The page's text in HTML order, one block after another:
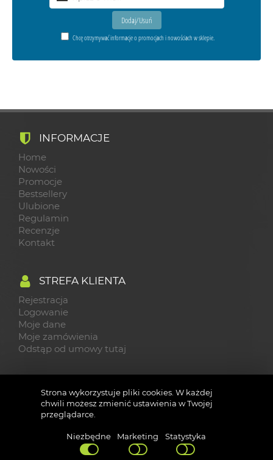
Chcę otrzymywać informacje o promocjach i nowościach w sklepie.
INFORMACJE
Home
Nowości
Promocje
Bestsellery
Ulubione
Regulamin
Recenzje
Kontakt
STREFA KLIENTA
Rejestracja
Logowanie
Moje dane
Moje zamówienia
Odstąp od umowy tutaj
KONTAKT
Sklep testowy
ul. Duża 1
00-950 Warszawa
+48 22 1234567
kontakt@web-market.pl
Strona wykorzystuje pliki cookies. W każdej
chwili możesz zmienić ustawienia w Twojej
przeglądarce.
Niezbędne Marketing Statystyka